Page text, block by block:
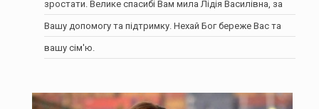
зростати. Велике спасибі Вам мила Лідія Василівна, за
Вашу допомогу та підтримку. Нехай Бог береже Вас та
вашу сім'ю.